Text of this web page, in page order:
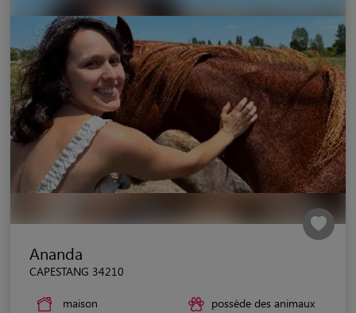
Ananda
CAPESTANG 34210
maison possède des animaux